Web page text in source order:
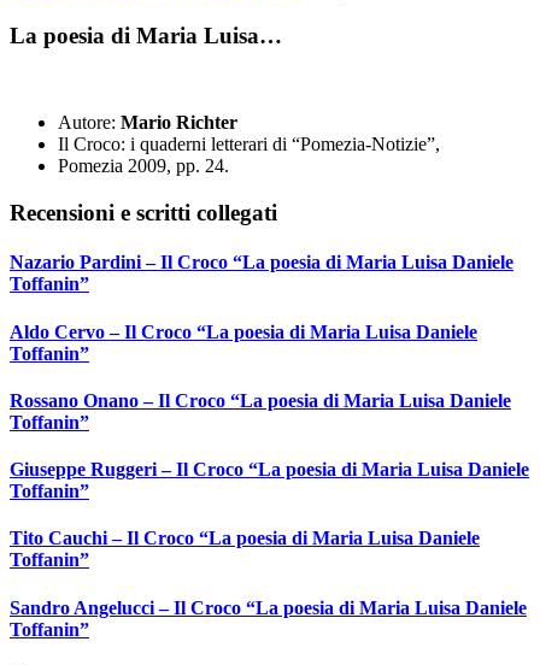
La poesia di Maria Luisa…
Autore: Mario Richter
Il Croco: i quaderni letterari di “Pomezia-Notizie”,
Pomezia 2009, pp. 24.
Recensioni e scritti collegati
Nazario Pardini – Il Croco “La poesia di Maria Luisa Daniele
Toffanin”
Aldo Cervo – Il Croco “La poesia di Maria Luisa Daniele
Toffanin”
Rossano Onano – Il Croco “La poesia di Maria Luisa Daniele
Toffanin”
Giuseppe Ruggeri – Il Croco “La poesia di Maria Luisa Daniele
Toffanin”
Tito Cauchi – Il Croco “La poesia di Maria Luisa Daniele
Toffanin”
Sandro Angelucci – Il Croco “La poesia di Maria Luisa Daniele
Toffanin”